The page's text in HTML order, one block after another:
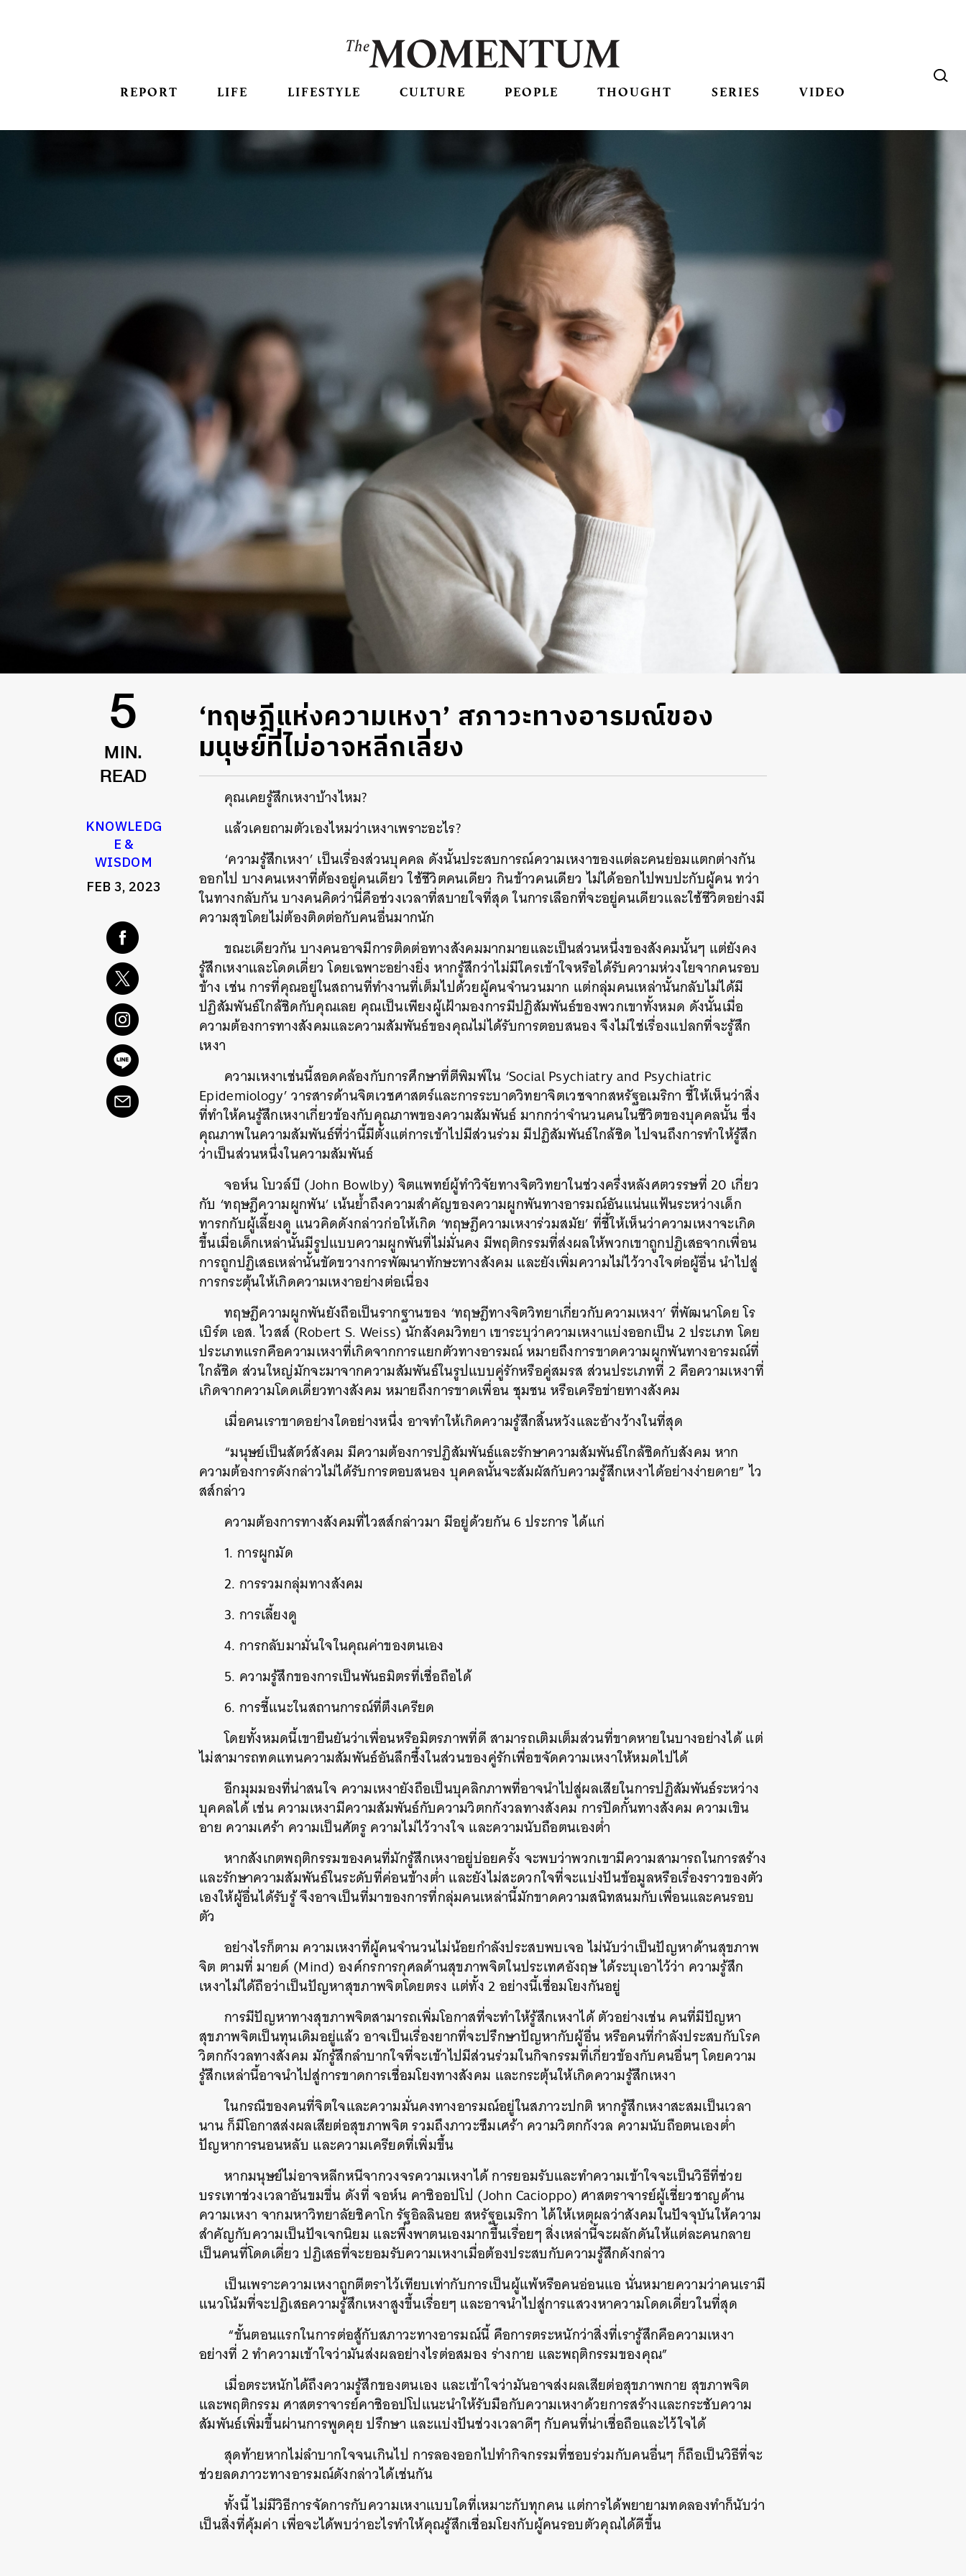
REPORT LIFE LIFESTYLE CULTURE PEOPLE THOUGHT SERIES VIDEO
5
MIN.
READ
KNOWLEDG
E &
WISDOM
FEB 3, 2023
‘ทฤษฎีแห่งความเหงา’ สภาวะทางอารมณ์ของ
มนุษย์ที่ไม่อาจหลีกเลี่ยง
คุณเคยรู้สึกเหงาบ้างไหม?
แล้วเคยถามตัวเองไหมว่าเหงาเพราะอะไร?
‘ความรู้สึกเหงา’ เป็นเรื่องส่วนบุคคล ดังนั้นประสบการณ์ความเหงาของแต่ละคนย่อมแตกต่างกัน
ออกไป บางคนเหงาที่ต้องอยู่คนเดียว ใช้ชีวิตคนเดียว กินข้าวคนเดียว ไม่ได้ออกไปพบปะกับผู้คน ทว่า
ในทางกลับกัน บางคนคิดว่านี่คือช่วงเวลาที่สบายใจที่สุด ในการเลือกที่จะอยู่คนเดียวและใช้ชีวิตอย่างมี
ความสุขโดยไม่ต้องติดต่อกับคนอื่นมากนัก
ขณะเดียวกัน บางคนอาจมีการติดต่อทางสังคมมากมายและเป็นส่วนหนึ่งของสังคมนั้นๆ แต่ยังคง
รู้สึกเหงาและโดดเดี่ยว โดยเฉพาะอย่างยิ่ง หากรู้สึกว่าไม่มีใครเข้าใจหรือได้รับความห่วงใยจากคนรอบ
ข้าง เช่น การที่คุณอยู่ในสถานที่ทำงานที่เต็มไปด้วยผู้คนจำนวนมาก แต่กลุ่มคนเหล่านั้นกลับไม่ได้มี
ปฏิสัมพันธ์ใกล้ชิดกับคุณเลย คุณเป็นเพียงผู้เฝ้ามองการมีปฏิสัมพันธ์ของพวกเขาทั้งหมด ดังนั้นเมื่อ
ความต้องการทางสังคมและความสัมพันธ์ของคุณไม่ได้รับการตอบสนอง จึงไม่ใช่เรื่องแปลกที่จะรู้สึก
เหงา
ความเหงาเช่นนี้สอดคล้องกับการศึกษาที่ตีพิมพ์ใน ‘Social Psychiatry and Psychiatric
Epidemiology’ วารสารด้านจิตเวชศาสตร์และการระบาดวิทยาจิตเวชจากสหรัฐอเมริกา ชี้ให้เห็นว่าสิ่ง
ที่ทำให้คนรู้สึกเหงาเกี่ยวข้องกับคุณภาพของความสัมพันธ์ มากกว่าจำนวนคนในชีวิตของบุคคลนั้น ซึ่ง
คุณภาพในความสัมพันธ์ที่ว่านี้มีตั้งแต่การเข้าไปมีส่วนร่วม มีปฏิสัมพันธ์ใกล้ชิด ไปจนถึงการทำให้รู้สึก
ว่าเป็นส่วนหนึ่งในความสัมพันธ์
จอห์น โบวล์บี (John Bowlby) จิตแพทย์ผู้ทำวิจัยทางจิตวิทยาในช่วงครึ่งหลังศตวรรษที่ 20 เกี่ยว
กับ ‘ทฤษฎีความผูกพัน’ เน้นย้ำถึงความสำคัญของความผูกพันทางอารมณ์อันแน่นแฟ้นระหว่างเด็ก
ทารกกับผู้เลี้ยงดู แนวคิดดังกล่าวก่อให้เกิด ‘ทฤษฎีความเหงาร่วมสมัย’ ที่ชี้ให้เห็นว่าความเหงาจะเกิด
ขึ้นเมื่อเด็กเหล่านั้นมีรูปแบบความผูกพันที่ไม่มั่นคง มีพฤติกรรมที่ส่งผลให้พวกเขาถูกปฏิเสธจากเพื่อน
การถูกปฏิเสธเหล่านั้นขัดขวางการพัฒนาทักษะทางสังคม และยังเพิ่มความไม่ไว้วางใจต่อผู้อื่น นำไปสู่
การกระตุ้นให้เกิดความเหงาอย่างต่อเนื่อง
ทฤษฎีความผูกพันยังถือเป็นรากฐานของ ‘ทฤษฎีทางจิตวิทยาเกี่ยวกับความเหงา’ ที่พัฒนาโดย โร
เบิร์ต เอส. ไวสส์ (Robert S. Weiss) นักสังคมวิทยา เขาระบุว่าความเหงาแบ่งออกเป็น 2 ประเภท โดย
ประเภทแรกคือความเหงาที่เกิดจากการแยกตัวทางอารมณ์ หมายถึงการขาดความผูกพันทางอารมณ์ที่
ใกล้ชิด ส่วนใหญ่มักจะมาจากความสัมพันธ์ในรูปแบบคู่รักหรือคู่สมรส ส่วนประเภทที่ 2 คือความเหงาที่
เกิดจากความโดดเดี่ยวทางสังคม หมายถึงการขาดเพื่อน ชุมชน หรือเครือข่ายทางสังคม
เมื่อคนเราขาดอย่างใดอย่างหนึ่ง อาจทำให้เกิดความรู้สึกสิ้นหวังและอ้างว้างในที่สุด
“มนุษย์เป็นสัตว์สังคม มีความต้องการปฏิสัมพันธ์และรักษาความสัมพันธ์ใกล้ชิดกับสังคม หาก
ความต้องการดังกล่าวไม่ได้รับการตอบสนอง บุคคลนั้นจะสัมผัสกับความรู้สึกเหงาได้อย่างง่ายดาย” ไว
สส์กล่าว
ความต้องการทางสังคมที่ไวสส์กล่าวมา มีอยู่ด้วยกัน 6 ประการ ได้แก่
1. การผูกมัด
2. การรวมกลุ่มทางสังคม
3. การเลี้ยงดู
4. การกลับมามั่นใจในคุณค่าของตนเอง
5. ความรู้สึกของการเป็นพันธมิตรที่เชื่อถือได้
6. การชี้แนะในสถานการณ์ที่ตึงเครียด
โดยทั้งหมดนี้เขายืนยันว่าเพื่อนหรือมิตรภาพที่ดี สามารถเติมเต็มส่วนที่ขาดหายในบางอย่างได้ แต่
ไม่สามารถทดแทนความสัมพันธ์อันลึกซึ้งในส่วนของคู่รักเพื่อขจัดความเหงาให้หมดไปได้
อีกมุมมองที่น่าสนใจ ความเหงายังถือเป็นบุคลิกภาพที่อาจนำไปสู่ผลเสียในการปฏิสัมพันธ์ระหว่าง
บุคคลได้ เช่น ความเหงามีความสัมพันธ์กับความวิตกกังวลทางสังคม การปิดกั้นทางสังคม ความเขิน
อาย ความเศร้า ความเป็นศัตรู ความไม่ไว้วางใจ และความนับถือตนเองต่ำ
หากสังเกตพฤติกรรมของคนที่มักรู้สึกเหงาอยู่บ่อยครั้ง จะพบว่าพวกเขามี​ความสามารถในการ​สร้าง​
และ​รักษา​ความ​สัมพันธ์​ในระดับที่ค่อนข้างต่ำ และยังไม่สะดวกใจที่จะแบ่งปันข้อมูลหรือเรื่องราวของตัว
เองให้ผู้อื่นได้รับรู้ จึงอาจเป็นที่มาของการที่กลุ่มคนเหล่านี้มักขาดความสนิทสนมกับเพื่อนและคนรอบ
ตัว
อย่างไรก็ตาม ความเหงาที่ผู้คนจำนวนไม่น้อยกำลังประสบพบเจอ ไม่นับว่าเป็นปัญหาด้านสุขภาพ
จิต ตามที่ มายด์ (Mind) องค์กรการกุศลด้านสุขภาพจิตในประเทศอังฤษ ได้ระบุเอาไว้ว่า ความรู้สึก
เหงาไม่ได้ถือว่าเป็นปัญหาสุขภาพจิตโดยตรง แต่ทั้ง 2 อย่างนี้เชื่อมโยงกันอยู่
การมีปัญหาทางสุขภาพจิตสามารถเพิ่มโอกาสที่จะทำให้รู้สึกเหงาได้ ตัวอย่างเช่น คนที่มีปัญหา
สุขภาพจิตเป็นทุนเดิมอยู่แล้ว อาจเป็นเรื่องยากที่จะปรึกษาปัญหากับผู้อื่น หรือคนที่กำลังประสบกับโรค
วิตกกังวลทางสังคม มักรู้สึกลำบากใจที่จะเข้าไปมีส่วนร่วมในกิจกรรมที่เกี่ยวข้องกับคนอื่นๆ โดยความ
รู้สึกเหล่านี้อาจนำไปสู่การขาดการเชื่อมโยงทางสังคม และกระตุ้นให้เกิดความรู้สึกเหงา
ในกรณีของคนที่จิตใจและความมั่นคงทางอารมณ์อยู่ในสภาวะปกติ หากรู้สึกเหงาสะสมเป็นเวลา
นาน ก็มีโอกาสส่งผลเสียต่อสุขภาพจิต รวมถึงภาวะซึมเศร้า ความวิตกกังวล ความนับถือตนเองต่ำ
ปัญหาการนอนหลับ และความเครียดที่เพิ่มขึ้น
หากมนุษย์ไม่อาจหลีกหนีจากวงจรความเหงาได้ การยอมรับและทำความเข้าใจจะเป็นวิธีที่ช่วย
บรรเทาช่วงเวลาอันขมขื่น ดังที่ จอห์น คาซิออปโป (John Cacioppo) ศาสตราจารย์ผู้เชี่ยวชาญด้าน
ความเหงา จากมหาวิทยาลัยชิคาโก รัฐอิลลินอย สหรัฐอเมริกา ได้ให้เหตุผลว่าสังคมในปัจจุบันให้ความ
สำคัญกับความเป็นปัจเจกนิยม และพึ่งพาตนเองมากขึ้นเรื่อยๆ สิ่งเหล่านี้จะผลักดันให้แต่ละคนกลาย
เป็นคนที่โดดเดี่ยว ปฏิเสธที่จะยอมรับความเหงาเมื่อต้องประสบกับความรู้สึกดังกล่าว
เป็นเพราะความเหงาถูกตีตราไว้เทียบเท่ากับการเป็นผู้แพ้หรือคนอ่อนแอ นั่นหมายความว่าคนเรามี
แนวโน้มที่จะปฏิเสธความรู้สึกเหงาสูงขึ้นเรื่อยๆ และอาจนำไปสู่การแสวงหาความโดดเดี่ยวในที่สุด
“ขั้นตอนแรกในการต่อสู้กับสภาวะทางอารมณ์นี้ คือการตระหนักว่าสิ่งที่เรารู้สึกคือความเหงา
อย่างที่ 2 ทำความเข้าใจว่ามันส่งผลอย่างไรต่อสมอง ร่างกาย และพฤติกรรมของคุณ”
เมื่อตระหนักได้ถึงความรู้สึกของตนเอง และเข้าใจว่ามันอาจส่งผลเสียต่อสุขภาพกาย สุขภาพจิต
และพฤติกรรม ศาสตราจารย์คาชิออปโปแนะนำให้รับมือกับความเหงาด้วยการสร้างและกระชับความ
สัมพันธ์เพิ่มขึ้นผ่านการพูดคุย ปรึกษา และแบ่งปันช่วงเวลาดีๆ กับคนที่น่าเชื่อถือและไว้ใจได้
สุดท้ายหากไม่ลำบากใจจนเกินไป การลองออกไปทำกิจกรรมที่ชอบร่วมกับคนอื่นๆ ก็ถือเป็นวิธีที่จะ
ช่วยลดภาวะทางอารมณ์ดังกล่าวได้เช่นกัน
ทั้งนี้ ไม่มีวิธีการจัดการกับความเหงาแบบใดที่เหมาะกับทุกคน แต่การได้พยายามทดลองทำก็นับว่า
เป็นสิ่งที่คุ้มค่า เพื่อจะได้พบว่าอะไรทำให้คุณรู้สึกเชื่อมโยงกับผู้คนรอบตัวคุณได้ดีขึ้น